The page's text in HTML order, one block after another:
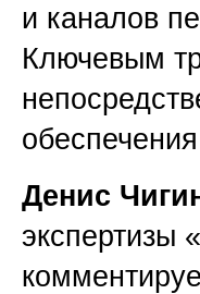
и каналов
Ключевым
Денис
экспертизы